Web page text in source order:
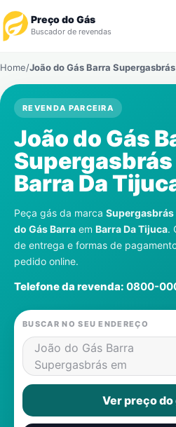
Preço do Gás
Buscador de revendas
Revendedor
Notícias
Cadastre-se
Gás
Contatos
Home/João do Gás Barra
REVENDA PARCEIRA
João do Gás
Supergasbrás
Barra Da
Peça gás da marca Supergasbrás
do Gás Barra em Barra Da Tijuca.
de entrega e formas de
pedido online.
Telefone da revenda: 0800-
BUSCAR NO SEU ENDEREÇO
João do Gás Barra
Supergasbrás em
Ver preço do